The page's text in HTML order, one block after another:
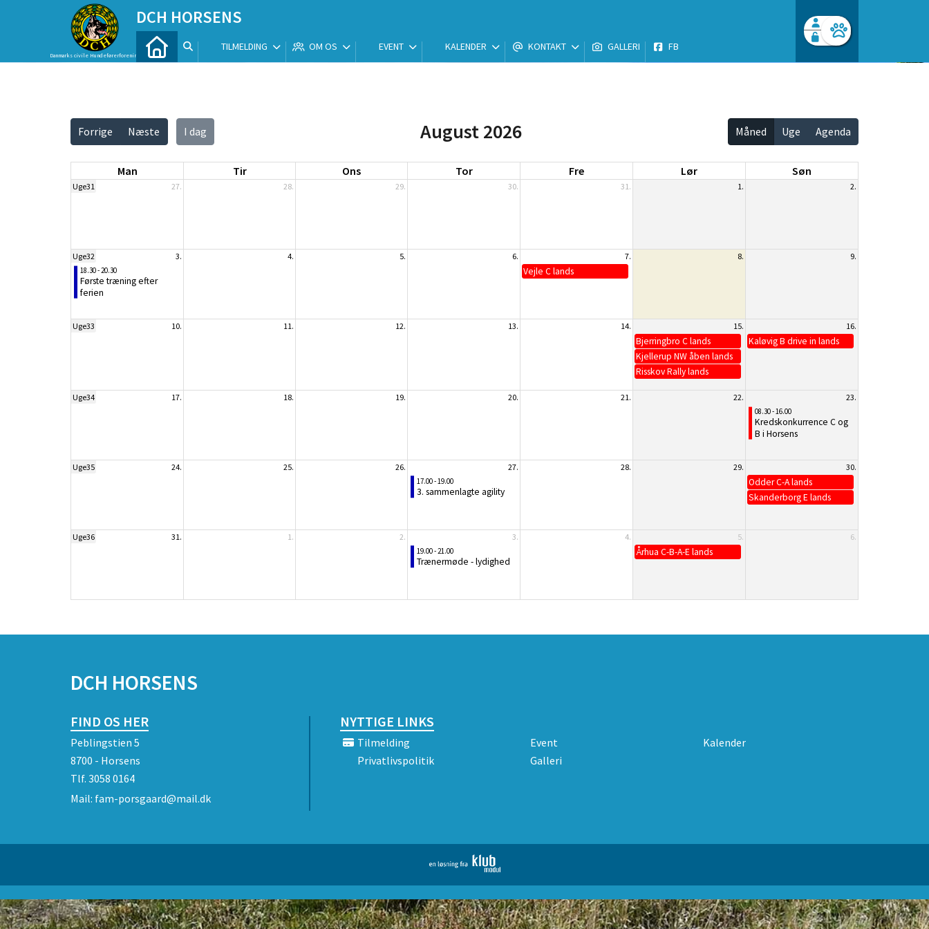
DCH HORSENS
Danmarks civile Hundeførerforening
TILMELDING OM OS EVENT KALENDER KONTAKT GALLERI FB
Log ind
Forrige Næste I dag August 2026 Måned Uge Agenda
Man Tir Ons Tor Fre Lør Søn
Uge31 27. 28. 29. 30. 31. 1. 2.
Uge32 3.
18.30 - 20.30
Første træning efter
ferien
4. 5. 6. 7.
Vejle C lands
8. 9.
Uge33 10. 11. 12. 13. 14. 15.
Bjerringbro C lands
Kjellerup NW åben lands
Risskov Rally lands
16.
Kaløvig B drive in lands
Uge34 17. 18. 19. 20. 21. 22. 23.
08.30 - 16.00
Kredskonkurrence C og
B i Horsens
Uge35 24. 25. 26. 27.
17.00 - 19.00
3. sammenlagte agility
28. 29. 30.
Odder C-A lands
Skanderborg E lands
Uge36 31. 1. 2. 3.
19.00 - 21.00
Trænermøde - lydighed
4. 5.
Århua C-B-A-E lands
6.
DCH HORSENS
FIND OS HER
Peblingstien 5
8700 - Horsens
Tlf. 3058 0164
Mail: fam-porsgaard@mail.dk
NYTTIGE LINKS
Tilmelding Event
Kalender
Privatlivspolitik
Galleri